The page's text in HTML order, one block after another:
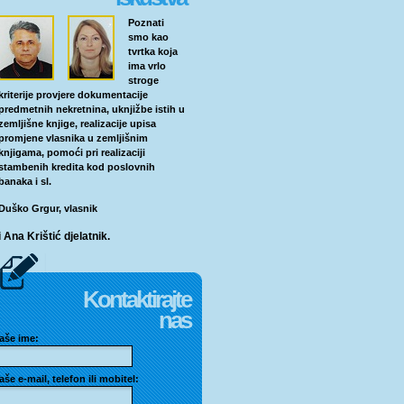
Poznati
smo kao
tvrtka koja
ima vrlo
stroge
provjere dokumentacije
nekretnina, uknjižbe istih u
knjige, realizacije upisa
vlasnika u zemljišnim
pomoći pri realizaciji
kredita kod poslovnih
i sl.
Grgur, vlasnik
Ana Krištić djelatnik.
Kontaktirajte
nas
ime:
e-mail, telefon ili mobitel: